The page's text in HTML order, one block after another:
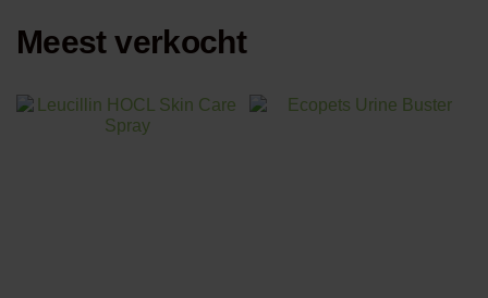
Meest verkocht
This
This